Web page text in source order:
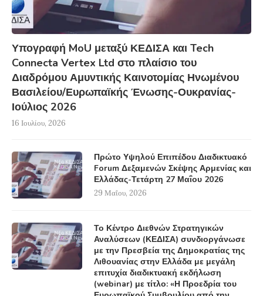
Υπογραφή MoU μεταξύ ΚΕΔΙΣΑ και Tech
Connecta Vertex Ltd στο πλαίσιο του
Διαδρόμου Αμυντικής Καινοτομίας Ηνωμένου
Βασιλείου/Ευρωπαϊκής Ένωσης-Ουκρανίας-
Ιούλιος 2026
16 Ιουλίου, 2026
Πρώτο Υψηλού Επιπέδου Διαδικτυακό
Forum Δεξαμενών Σκέψης Αρμενίας και
Ελλάδας-Τετάρτη 27 Μαΐου 2026
29 Μαΐου, 2026
Το Κέντρο Διεθνών Στρατηγικών
Αναλύσεων (ΚΕΔΙΣΑ) συνδιοργάνωσε
με την Πρεσβεία της Δημοκρατίας της
Λιθουανίας στην Ελλάδα με μεγάλη
επιτυχία διαδικτυακή εκδήλωση
(webinar) με τίτλο: «Η Προεδρία του